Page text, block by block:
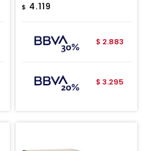
$ 4.119
$ 2.883
$ 3.295